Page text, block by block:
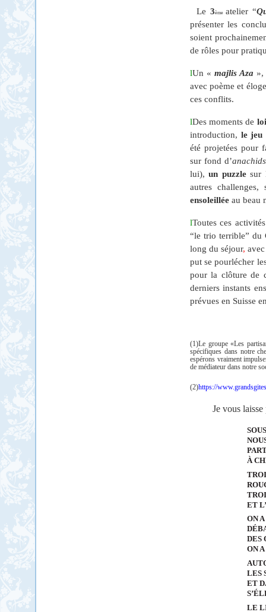
Le 3èmeatelier “
présenter les
soient
de rôles pour
lUn «majlis Aza»,
avec poème et
ces conflits.
lDes moments de
introduction, le jeu
été projetées pour
sur fond d’
lui),un puzzlesur
autres
ensoleillée au beau
lToutes ces
“le trio terrible” du
long du séjour,
put se pourlécher
pour la clôture de
derniers instants
prévues en Suisse
(1)Le groupe «Les
spécifiques dans notre
espérons vraiment
de médiateur dans notre
(2)https://
Je vous
À
ET
ON
DES
ON
LES
ET
LE